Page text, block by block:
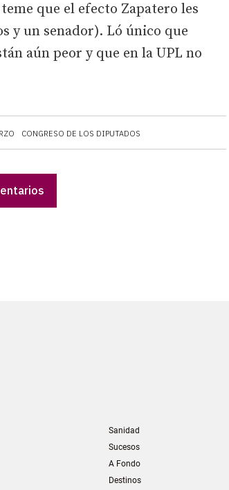
CONGRESO DE LOS DIPUTADOS
que el efecto Zapatero les
y un senador). Ló único que
aún peor y que en la UPL no
Sanidad
Sucesos
A Fondo
Destinos